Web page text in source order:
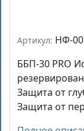
Артикул: НФ-
ББП-30 PRO
Защита от
Защита от